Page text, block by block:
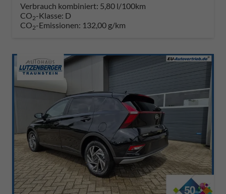
Verbrauch kombiniert: 5,80 l/100km
CO2-Klasse: D
CO2-Emissionen: 132,00 g/km